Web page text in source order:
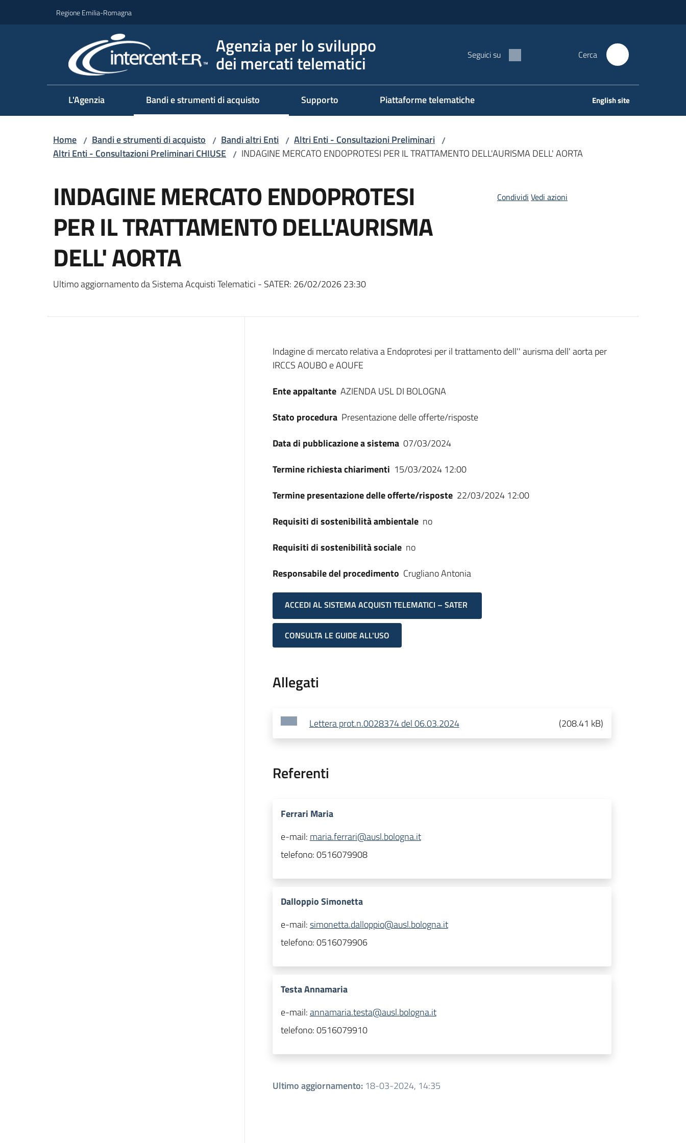
Regione Emilia-Romagna
Agenzia per lo sviluppo
dei mercati telematici Seguici su Cerca
L'Agenzia Bandi e strumenti di acquisto Supporto Piattaforme telematiche English site
Home / Bandi e strumenti di acquisto / Bandi altri Enti / Altri Enti - Consultazioni Preliminari /
Altri Enti - Consultazioni Preliminari CHIUSE / INDAGINE MERCATO ENDOPROTESI PER IL TRATTAMENTO DELL'AURISMA DELL' AORTA
INDAGINE MERCATO ENDOPROTESI
PER IL TRATTAMENTO DELL'AURISMA
DELL' AORTA
Ultimo aggiornamento da Sistema Acquisti Telematici - SATER: 26/02/2026 23:30
Condividi Vedi azioni
Dati del bando
Indagine di mercato relativa a Endoprotesi per il trattamento dell'' aurisma dell' aorta per
IRCCS AOUBO e AOUFE
Ente appaltante AZIENDA USL DI BOLOGNA
Stato procedura Presentazione delle offerte/risposte
Data di pubblicazione a sistema 07/03/2024
Termine richiesta chiarimenti 15/03/2024 12:00
Termine presentazione delle offerte/risposte 22/03/2024 12:00
Requisiti di sostenibilità ambientale no
Requisiti di sostenibilità sociale no
Responsabile del procedimento Crugliano Antonia
ACCEDI AL SISTEMA ACQUISTI TELEMATICI – SATER
CONSULTA LE GUIDE ALL'USO
Allegati
Lettera prot.n.0028374 del 06.03.2024 (208.41 kB)
Referenti
Ferrari Maria
e-mail: maria.ferrari@ausl.bologna.it
telefono:0516079908
Dalloppio Simonetta
e-mail:simonetta.dalloppio@ausl.bologna.it
telefono:0516079906
Testa Annamaria
e-mail:annamaria.testa@ausl.bologna.it
telefono:0516079910
Ultimo aggiornamento: 18-03-2024, 14:35